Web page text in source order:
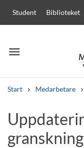
Student Biblioteket
menu
Meny
Start Medarbetare
Andra
Kurser och program